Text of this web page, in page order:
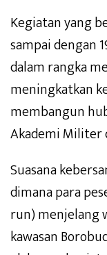
Kegiatan yang
sampai dengan
dalam rangka
meningkatkan
membangun
Akademi Militer
Suasana
dimana para
run) menjelang
kawasan